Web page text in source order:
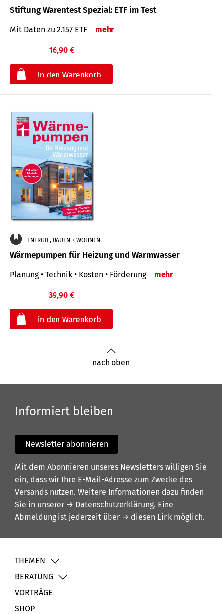
Stiftung Warentest Spezial: ETF im Test
Mit Daten zu 2.157 ETF mehr
16,90 €
ENERGIE, BAUEN + WOHNEN
Wärmepumpen für Heizung und Warmwasser
Planung • Technik • Kosten • Förderung mehr
39,90 €
nach oben
Informiert bleiben
Newsletter abonnieren
Mit dem Abonnieren unseres Newsletters willigen Sie
ein, dass wir Ihre E-Mail-Adresse zum Zwecke des
Versands nutzen. Weitere Informationen dazu finden
Sie in unserer → Datenschutzerklärung. Eine
Abmeldung ist jederzeit über → diesen Link möglich.
THEMEN
BERATUNG
VORTRÄGE
SHOP